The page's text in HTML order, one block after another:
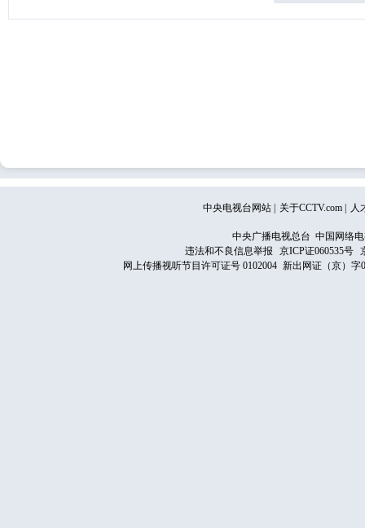
中央电视台网站 关于CCTV.com 人
中央广播电视总台 中国网络
违法和不良信息举报
京ICP证060535号
网上传播视听节目许可证号 0102004 新出网证（京）